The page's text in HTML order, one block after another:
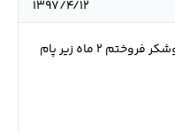
۱۳۹۷/۴/۱۲
من دنا معمولی 97 خریدم امروز خداروشکر فروختم 2 ماه زیر پام